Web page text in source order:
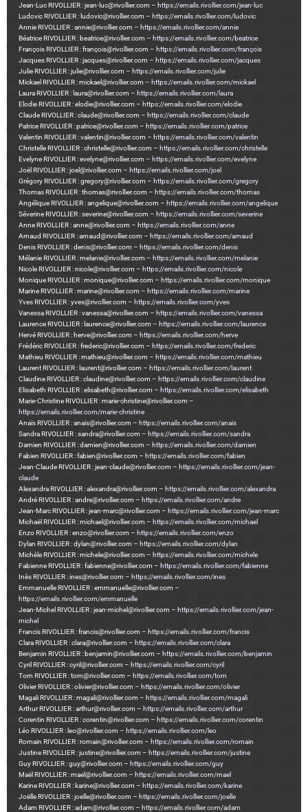
Jean-Luc RIVOLLIER : jean-luc@rivollier.com – https://emails.rivollier.com/jean-luc
Ludovic RIVOLLIER : ludovic@rivollier.com – https://emails.rivollier.com/ludovic
Annie RIVOLLIER : annie@rivollier.com – https://emails.rivollier.com/annie
Béatrice RIVOLLIER : beatrice@rivollier.com – https://emails.rivollier.com/beatrice
François RIVOLLIER : françois@rivollier.com – https://emails.rivollier.com/françois
Jacques RIVOLLIER : jacques@rivollier.com – https://emails.rivollier.com/jacques
Julie RIVOLLIER : julie@rivollier.com – https://emails.rivollier.com/julie
Mickael RIVOLLIER : mickael@rivollier.com – https://emails.rivollier.com/mickael
Laura RIVOLLIER : laura@rivollier.com – https://emails.rivollier.com/laura
Elodie RIVOLLIER : elodie@rivollier.com – https://emails.rivollier.com/elodie
Claude RIVOLLIER : claude@rivollier.com – https://emails.rivollier.com/claude
Patrice RIVOLLIER : patrice@rivollier.com – https://emails.rivollier.com/patrice
Valentin RIVOLLIER : valentin@rivollier.com – https://emails.rivollier.com/valentin
Christelle RIVOLLIER : christelle@rivollier.com – https://emails.rivollier.com/christelle
Evelyne RIVOLLIER : evelyne@rivollier.com – https://emails.rivollier.com/evelyne
Joël RIVOLLIER : joel@rivollier.com – https://emails.rivollier.com/joel
Grégory RIVOLLIER : gregory@rivollier.com – https://emails.rivollier.com/gregory
Thomas RIVOLLIER : thomas@rivollier.com – https://emails.rivollier.com/thomas
Angélique RIVOLLIER : angelique@rivollier.com – https://emails.rivollier.com/angelique
Séverine RIVOLLIER : severine@rivollier.com – https://emails.rivollier.com/severine
Anne RIVOLLIER : anne@rivollier.com – https://emails.rivollier.com/anne
Arnaud RIVOLLIER : arnaud@rivollier.com – https://emails.rivollier.com/arnaud
Denis RIVOLLIER : denis@rivollier.com – https://emails.rivollier.com/denis
Mélanie RIVOLLIER : melanie@rivollier.com – https://emails.rivollier.com/melanie
Nicole RIVOLLIER : nicole@rivollier.com – https://emails.rivollier.com/nicole
Monique RIVOLLIER : monique@rivollier.com – https://emails.rivollier.com/monique
Marine RIVOLLIER : marine@rivollier.com – https://emails.rivollier.com/marine
Yves RIVOLLIER : yves@rivollier.com – https://emails.rivollier.com/yves
Vanessa RIVOLLIER : vanessa@rivollier.com – https://emails.rivollier.com/vanessa
Laurence RIVOLLIER : laurence@rivollier.com – https://emails.rivollier.com/laurence
Hervé RIVOLLIER : herve@rivollier.com – https://emails.rivollier.com/herve
Frédéric RIVOLLIER : frederic@rivollier.com – https://emails.rivollier.com/frederic
Mathieu RIVOLLIER : mathieu@rivollier.com – https://emails.rivollier.com/mathieu
Laurent RIVOLLIER : laurent@rivollier.com – https://emails.rivollier.com/laurent
Claudine RIVOLLIER : claudine@rivollier.com – https://emails.rivollier.com/claudine
Elisabeth RIVOLLIER : elisabeth@rivollier.com – https://emails.rivollier.com/elisabeth
Marie-Christine RIVOLLIER : marie-christine@rivollier.com –
https://emails.rivollier.com/marie-christine
Anaïs RIVOLLIER : anais@rivollier.com – https://emails.rivollier.com/anais
Sandra RIVOLLIER : sandra@rivollier.com – https://emails.rivollier.com/sandra
Damien RIVOLLIER : damien@rivollier.com – https://emails.rivollier.com/damien
Fabien RIVOLLIER : fabien@rivollier.com – https://emails.rivollier.com/fabien
Jean-Claude RIVOLLIER : jean-claude@rivollier.com – https://emails.rivollier.com/jean-
claude
Alexandra RIVOLLIER : alexandra@rivollier.com – https://emails.rivollier.com/alexandra
André RIVOLLIER : andre@rivollier.com – https://emails.rivollier.com/andre
Jean-Marc RIVOLLIER : jean-marc@rivollier.com – https://emails.rivollier.com/jean-marc
Michaël RIVOLLIER : michael@rivollier.com – https://emails.rivollier.com/michael
Enzo RIVOLLIER : enzo@rivollier.com – https://emails.rivollier.com/enzo
Dylan RIVOLLIER : dylan@rivollier.com – https://emails.rivollier.com/dylan
Michèle RIVOLLIER : michele@rivollier.com – https://emails.rivollier.com/michele
Fabienne RIVOLLIER : fabienne@rivollier.com – https://emails.rivollier.com/fabienne
Inès RIVOLLIER : ines@rivollier.com – https://emails.rivollier.com/ines
Emmanuelle RIVOLLIER : emmanuelle@rivollier.com –
https://emails.rivollier.com/emmanuelle
Jean-Michel RIVOLLIER : jean-michel@rivollier.com – https://emails.rivollier.com/jean-
michel
Francis RIVOLLIER : francis@rivollier.com – https://emails.rivollier.com/francis
Clara RIVOLLIER : clara@rivollier.com – https://emails.rivollier.com/clara
Benjamin RIVOLLIER : benjamin@rivollier.com – https://emails.rivollier.com/benjamin
Cyril RIVOLLIER : cyril@rivollier.com – https://emails.rivollier.com/cyril
Tom RIVOLLIER : tom@rivollier.com – https://emails.rivollier.com/tom
Olivier RIVOLLIER : olivier@rivollier.com – https://emails.rivollier.com/olivier
Magali RIVOLLIER : magali@rivollier.com – https://emails.rivollier.com/magali
Arthur RIVOLLIER : arthur@rivollier.com – https://emails.rivollier.com/arthur
Corentin RIVOLLIER : corentin@rivollier.com – https://emails.rivollier.com/corentin
Léo RIVOLLIER : leo@rivollier.com – https://emails.rivollier.com/leo
Romain RIVOLLIER : romain@rivollier.com – https://emails.rivollier.com/romain
Justine RIVOLLIER : justine@rivollier.com – https://emails.rivollier.com/justine
Guy RIVOLLIER : guy@rivollier.com – https://emails.rivollier.com/guy
Maël RIVOLLIER : mael@rivollier.com – https://emails.rivollier.com/mael
Karine RIVOLLIER : karine@rivollier.com – https://emails.rivollier.com/karine
Joëlle RIVOLLIER : joelle@rivollier.com – https://emails.rivollier.com/joelle
Adam RIVOLLIER : adam@rivollier.com – https://emails.rivollier.com/adam